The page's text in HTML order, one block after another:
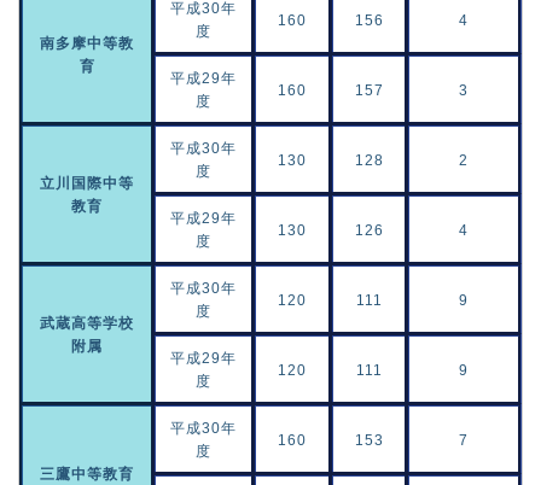
南多摩中等教
育
平成30年
度
160 156 4
平成29年
度
160 157 3
立川国際中等
教育
平成30年
度
130 128 2
平成29年
度
130 126 4
武蔵高等学校
附属
平成30年
度
120 111 9
平成29年
度
120 111 9
三鷹中等教育
平成30年
度
160 153 7